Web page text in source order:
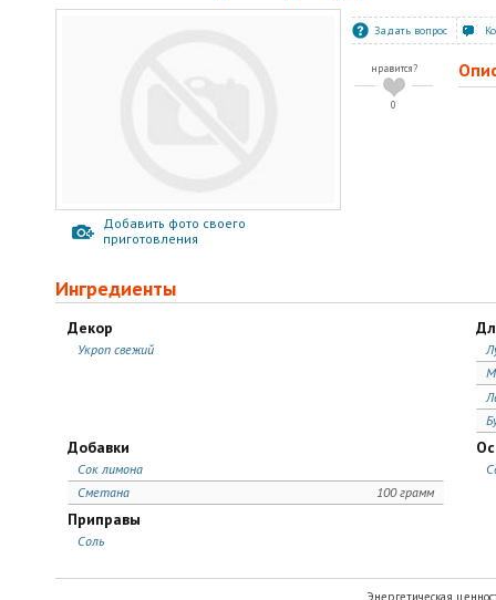
Добавить фото своего
приготовления
Задать вопрос
нравится?
0
Ингредиенты
Декор
Укроп свежий
Добавки
Сок лимона
100 грамм
Сметана
Приправы
Соль
Энергетическая